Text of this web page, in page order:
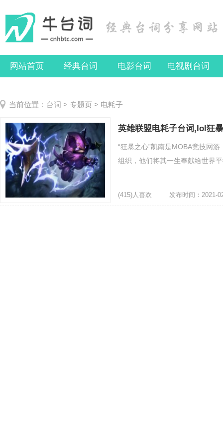
网站首页 经典台词 电影台词 电视剧台词
当前位置： 台词 > 专题页 > 电耗子
英雄联盟电耗子台词,lol狂
“狂暴之心”凯南是MOBA竞技网
组织，他们将其一生奉献给世界
(415)人喜欢 发布时间：2021-